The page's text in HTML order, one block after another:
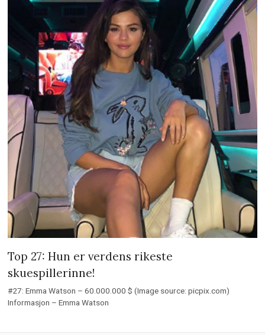
Top 27: Hun er verdens rikeste
skuespillerinne!
#27: Emma Watson – 60.000.000 $ (Image source: picpix.com)
Informasjon – Emma Watson